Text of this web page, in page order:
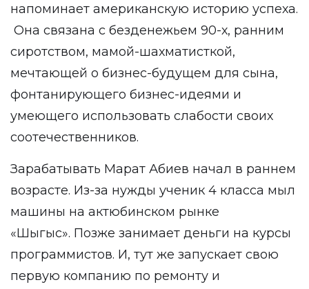
напоминает американскую историю успеха.
Она связана с безденежьем 90-х, ранним
сиротством, мамой-шахматисткой,
мечтающей о бизнес-будущем для сына,
фонтанирующего бизнес-идеями и
умеющего использовать слабости своих
соотечественников.
Зарабатывать Марат Абиев начал в раннем
возрасте. Из-за нужды ученик 4 класса мыл
машины на актюбинском рынке
«Шыгыс». Позже занимает деньги на курсы
программистов. И, тут же запускает свою
первую компанию по ремонту и